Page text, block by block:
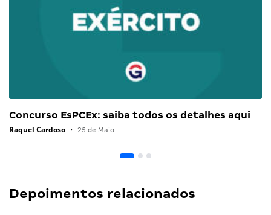
Concurso EsPCEx: saiba todos os detalhes aqui
Raquel Cardoso • 25 de Maio
Depoimentos relacionados